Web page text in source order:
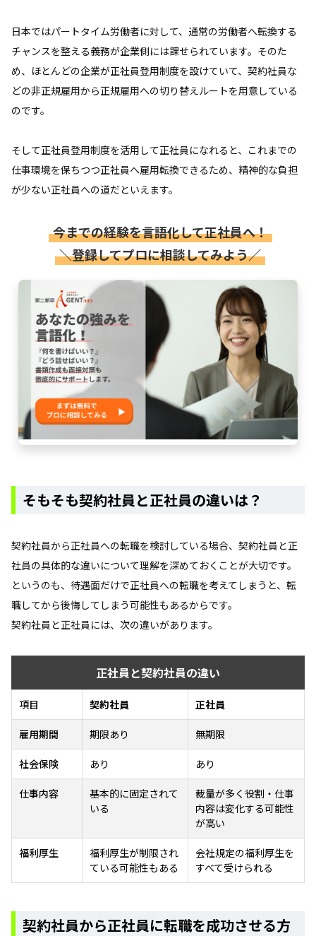
日本ではパートタイム労働者に対して、通常の労働者へ転換する
チャンスを整える義務が企業側には課せられています。そのた
め、ほとんどの企業が正社員登用制度を設けていて、契約社員な
どの非正規雇用から正規雇用への切り替えルートを用意している
のです。
そして正社員登用制度を活用して正社員になれると、これまでの
仕事環境を保ちつつ正社員へ雇用転換できるため、精神的な負担
が少ない正社員への道だといえます。
今までの経験を言語化して正社員へ！
＼登録してプロに相談してみよう／
そもそも契約社員と正社員の違いは？
契約社員から正社員への転職を検討している場合、契約社員と正
社員の具体的な違いについて理解を深めておくことが大切です。
というのも、待遇面だけで正社員への転職を考えてしまうと、転
職してから後悔してしまう可能性もあるからです。
契約社員と正社員には、次の違いがあります。
正社員と契約社員の違い
項目 契約社員 正社員
雇用期間 期限あり 無期限
社会保険 あり あり
仕事内容
基本的に固定されて
いる
裁量が多く役割・仕事
内容は変化する可能性
が高い
福利厚生
福利厚生が制限され
ている可能性もある
会社規定の福利厚生を
すべて受けられる
契約社員から正社員に転職を成功させる方